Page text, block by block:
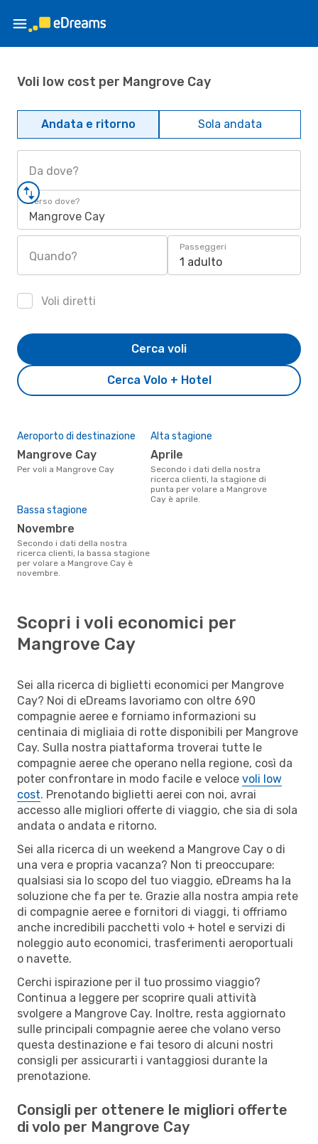
Voli low cost per Mangrove Cay
Andata e ritorno Sola andata
Da dove?
Verso dove?
Mangrove Cay
Quando?
Passeggeri
1 adulto
Voli diretti
Cerca Volo + Hotel
Cerca voli
Aeroporto di destinazione
Mangrove Cay
Per voli a Mangrove Cay
Alta stagione
aprile
Secondo i dati della nostra
ricerca clienti, la stagione di
punta per volare a Mangrove
Cay è aprile.
Bassa stagione
novembre
Secondo i dati della nostra
ricerca clienti, la bassa stagione
per volare a Mangrove Cay è
novembre.
Scopri i voli economici per
Mangrove Cay
Sei alla ricerca di biglietti economici per Mangrove
Cay? Noi di eDreams lavoriamo con oltre 690
compagnie aeree e forniamo informazioni su
centinaia di migliaia di rotte disponibili per Mangrove
Cay. Sulla nostra piattaforma troverai tutte le
compagnie aeree che operano nella regione, così da
poter confrontare in modo facile e veloce voli low
cost. Prenotando biglietti aerei con noi, avrai
accesso alle migliori offerte di viaggio, che sia di sola
andata o andata e ritorno.
Sei alla ricerca di un weekend a Mangrove Cay o di
una vera e propria vacanza? Non ti preoccupare:
qualsiasi sia lo scopo del tuo viaggio, eDreams ha la
soluzione che fa per te. Grazie alla nostra ampia rete
di compagnie aeree e fornitori di viaggi, ti offriamo
anche incredibili pacchetti volo + hotel e servizi di
noleggio auto economici, trasferimenti aeroportuali
o navette.
Cerchi ispirazione per il tuo prossimo viaggio?
Continua a leggere per scoprire quali attività
svolgere a Mangrove Cay. Inoltre, resta aggiornato
sulle principali compagnie aeree che volano verso
questa destinazione e fai tesoro di alcuni nostri
consigli per assicurarti i vantaggiosi durante la
prenotazione.
Consigli per ottenere le migliori offerte
di volo per Mangrove Cay